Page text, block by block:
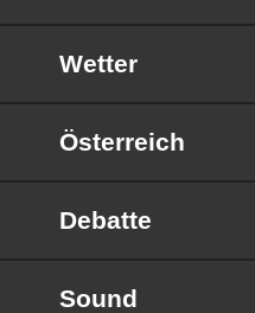
Wetter
Österreich
Debatte
Sound